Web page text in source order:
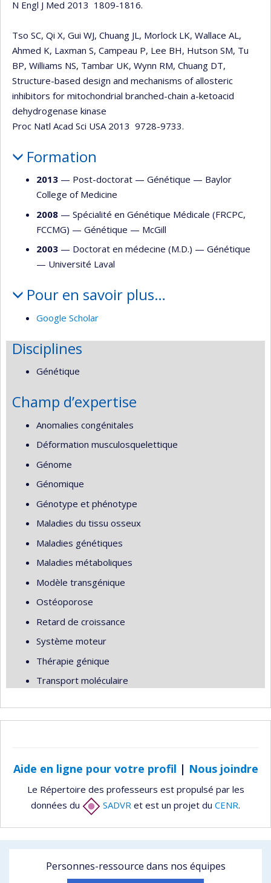
N Engl J Med 2013 1809-1816.
Tso SC, Qi X, Gui WJ, Chuang JL, Morlock LK, Wallace AL,
Ahmed K, Laxman S, Campeau P, Lee BH, Hutson SM, Tu
BP, Williams NS, Tambar UK, Wynn RM, Chuang DT,
Structure-based design and mechanisms of allosteric
inhibitors for mitochondrial branched-chain a-ketoacid
dehydrogenase kinase
Proc Natl Acad Sci USA 2013 9728-9733.
Formation
2013 — Post-doctorat — Génétique — Baylor
College of Medicine
2008 — Spécialité en Génétique Médicale (FRCPC,
FCCMG) — Génétique — McGill
2003 — Doctorat en médecine (M.D.) — Génétique
— Université Laval
Pour en savoir plus…
Google Scholar
Disciplines
Génétique
Champ d’expertise
Anomalies congénitales
Déformation musculosquelettique
Génome
Génomique
Génotype et phénotype
Maladies du tissu osseux
Maladies génétiques
Maladies métaboliques
Modèle transgénique
Ostéoporose
Retard de croissance
Système moteur
Thérapie génique
Transport moléculaire
Aide en ligne pour votre profil | Nous joindre
Le Répertoire des professeurs est propulsé par les
données du
SADVR et est un projet du CENR.
Personnes-ressource dans nos équipes